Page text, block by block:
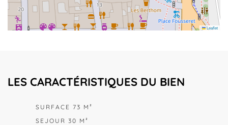
Leaflet
LES CARACTÉRISTIQUES DU BIEN
SURFACE 73 M²
SEJOUR 30 M²